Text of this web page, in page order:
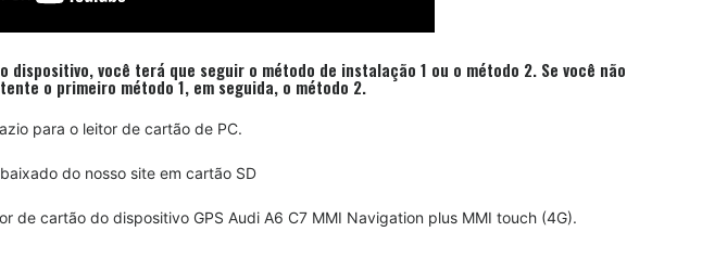
dispositivo, você terá que seguir o método de instalação 1 ou o método 2. Se você não
o primeiro método 1, em seguida, o método 2.
para o leitor de cartão de PC.
do nosso site em cartão SD
de cartão do dispositivo GPS Audi A6 C7 MMI Navigation plus MMI touch (4G).